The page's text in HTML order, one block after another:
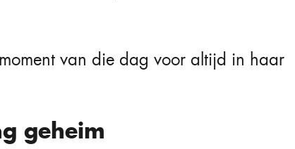
van die dag voor altijd in haar
geheim